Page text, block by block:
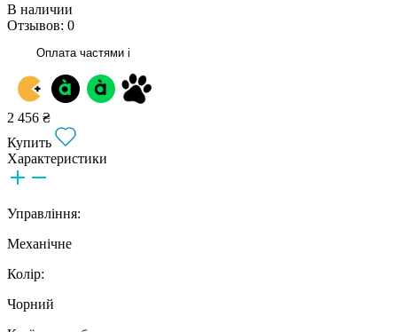
В наличии
Отзывов: 0
Оплата частями i
2 456 ₴
Купить
Характеристики
Управління:
Механічне
Колір:
Чорний